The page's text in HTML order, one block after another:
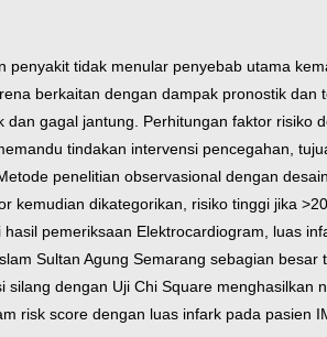
tidak menular penyebab utama
berkaitan dengan dampak pronostik
gagal jantung. Perhitungan faktor
tindakan intervensi pencegahan,
penelitian observasional dengan
kemudian dikategorikan, risiko tinggi jika
pemeriksaan Elektrocardiogram, luas
Sultan Agung Semarang sebagian
dengan Uji Chi Square menghasilkan
risk score dengan luas infark pada pasien